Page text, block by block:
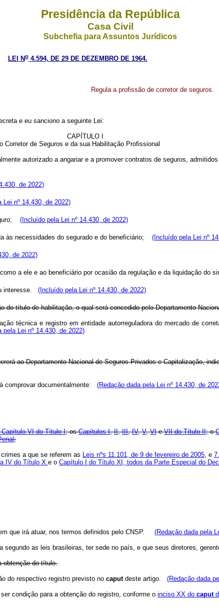
Presidência da República
Casa Civil
Subchefia para Assuntos Jurídicos
LEI No4.594, DE 29 DE DEZEMBRO DE 1964.
Regula a profissão de corretor de seguros.
e eu sanciono a seguinte Lei:
CAPÍTULO I
Corretor de Seguros e da sua Habilitação Profissional
autorizado a angariar e a promover contratos de seguros,
de 2022)
Lei nº 14.430, de 2022)
(Incluído pela Lei nº 14.430, de 2022)
às necessidades do segurado e do beneficiário; (Incluído pela Lei nº
de 2022)
a ele e ao beneficiário por ocasião da regulação e da liquidação do
interesse. (Incluído pela Lei nº 14.430, de 2022)
do título de habilitação, o qual será concedido pelo Departamento
técnica e registro em entidade autorreguladora do mercado de
pela Lei nº 14.430, de 2022)
ao Departamento Nacional de Seguros Privados e Capitalização,
comprovar documentalmente: (Redação dada pela Lei nº 14.430, de
Capítulo VI do Título I; osCapítulos I,II,III,IV,V,VIeVII do Título II; o
;
a que se referem as Leis nºs 11.101, de 9 de fevereiro de 2005, e
IV do Título X e o Capítulo I do Título XI, todos da Parte Especial do
que irá atuar, nos termos definidos pelo CNSP. (Redação dada pela
as leis brasileiras, ter sede no país, e que seus diretores,
obtenção do título.
do respectivo registro previsto no caputdeste artigo. (Redação dada
condição para a obtenção do registro, conforme o inciso XX do caput